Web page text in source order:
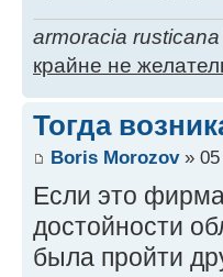
armoracia rusticana
крайне не
Тогда
Boris Morozov» 05
Если это
достойности
была пройти